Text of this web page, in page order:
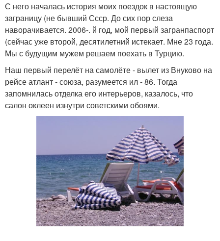
С него началась история моих поездок в настоящую
заграницу (не бывший Ссср. До сих пор слеза
наворачивается. 2006-. й год, мой первый загранпаспорт
(сейчас уже второй, десятилетний истекает. Мне 23 года.
Мы с будущим мужем решаем поехать в Турцию.
Наш первый перелёт на самолёте - вылет из Внуково на
рейсе атлант - союза, разумеется ил - 86. Тогда
запомнилась отделка его интерьеров, казалось, что
салон оклеен изнутри советскими обоями.